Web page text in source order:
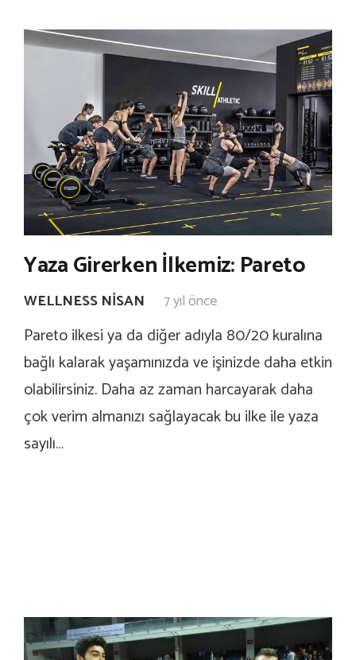
Yaza Girerken İlkemiz: Pareto
WELLNESS NISAN 7 yıl önce
Pareto ilkesi ya da diğer adıyla 80/20 kuralına
bağlı kalarak yaşamınızda ve işinizde daha etkin
olabilirsiniz. Daha az zaman harcayarak daha
çok verim almanızı sağlayacak bu ilke ile yaza
sayılı…